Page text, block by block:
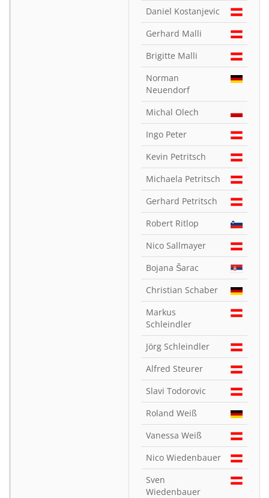
Daniel Kostanjevic
Gerhard Malli
Brigitte Malli
Norman
Neuendorf
Michal Olech
Ingo Peter
Kevin Petritsch
Michaela Petritsch
Gerhard Petritsch
Robert Ritlop
Nico Sallmayer
Bojana Šarac
Christian Schaber
Markus
Schleindler
Jörg Schleindler
Alfred Steurer
Slavi Todorovic
Roland Weiß
Vanessa Weiß
Nico Wiedenbauer
Sven
Wiedenbauer